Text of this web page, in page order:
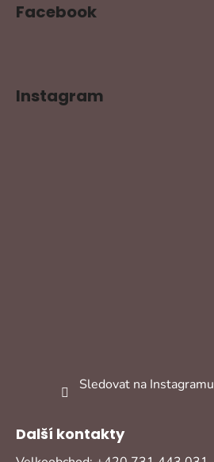
Facebook
Instagram
Sledovat na Instagramu
Další kontakty